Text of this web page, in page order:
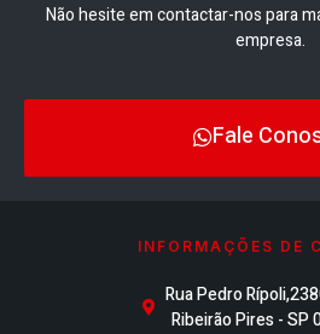
Não hesite em contactar-nos para
empresa.
Fale
INFORMAÇÕES DE
Rua Pedro
Ribeirão Pires - SP